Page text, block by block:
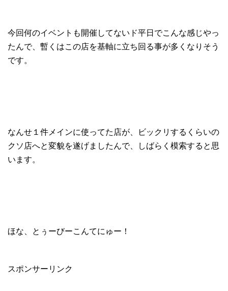
今回何のイベントも開催してないド平日でこんな感じやっ
たんで、暫くはこの店を基軸に立ち回る事が多くなりそう
です。
なんせ１件メインに使ってた店が、ビックリするくらいの
クソ店へと変貌を遂げましたんで、しばらく模索すると思
います。
ほな、とぅーびーこんてにゅー！
スポンサーリンク